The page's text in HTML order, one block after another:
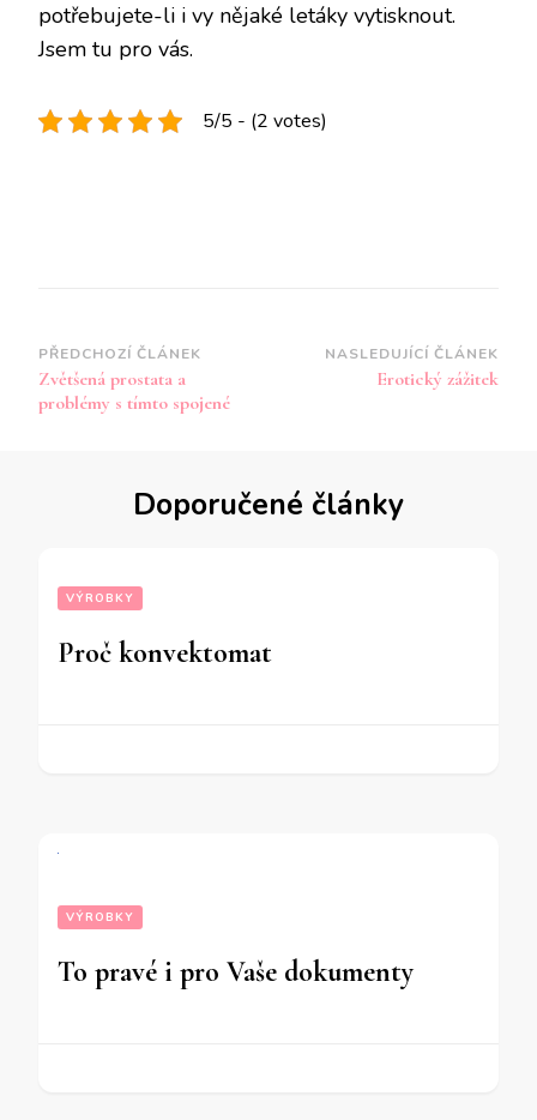
potřebujete-li i vy nějaké letáky vytisknout.
Jsem tu pro vás.
5/5 - (2 votes)
Navigace
příspěvku
PŘEDCHOZÍ ČLÁNEK
Zvětšená prostata a
problémy s tímto spojené
NASLEDUJÍCÍ ČLÁNEK
Erotický zážitek
Doporučené články
VÝROBKY
Proč konvektomat
VÝROBKY
To pravé i pro Vaše dokumenty